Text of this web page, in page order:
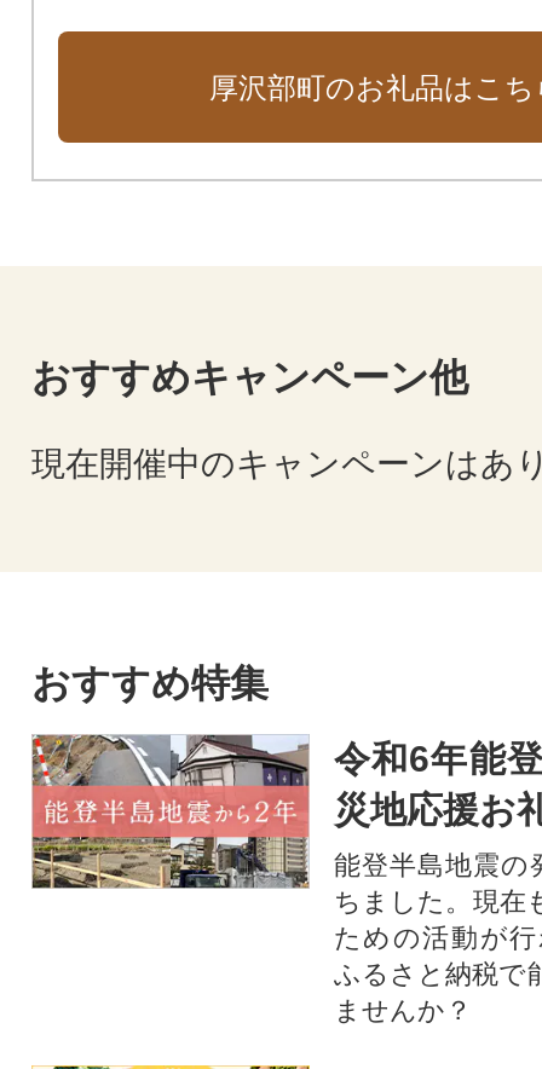
厚沢部町のお礼品はこち
おすすめキャンペーン他
現在開催中のキャンペーンはあ
おすすめ特集
令和6年能
災地応援お
能登半島地震の
ちました。現在
ための活動が
ふるさと納税で
ませんか？